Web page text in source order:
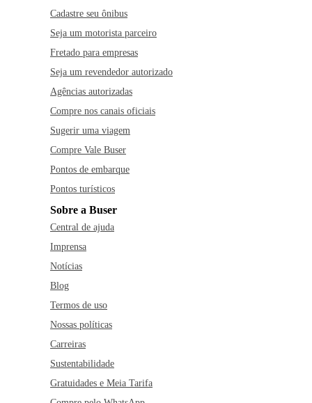
Cadastre seu ônibus
Seja um motorista parceiro
Fretado para empresas
Seja um revendedor autorizado
Agências autorizadas
Compre nos canais oficiais
Sugerir uma viagem
Compre Vale Buser
Pontos de embarque
Pontos turísticos
Sobre a Buser
Central de ajuda
Imprensa
Notícias
Blog
Termos de uso
Nossas políticas
Carreiras
Sustentabilidade
Gratuidades e Meia Tarifa